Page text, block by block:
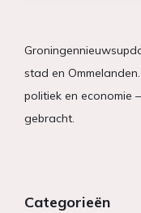
stad en
politiek en economie
gebracht.
Categorieën